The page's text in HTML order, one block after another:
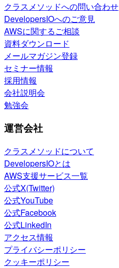
クラスメソッドへの問い合わせ
DevelopersIOへのご意見
AWSに関するご相談
資料ダウンロード
メールマガジン登録
セミナー情報
採用情報
会社説明会
勉強会
運営会社
クラスメソッドについて
DevelopersIOとは
AWS支援サービス一覧
公式X(Twitter)
公式YouTube
公式Facebook
公式LinkedIn
アクセス情報
プライバシーポリシー
クッキーポリシー